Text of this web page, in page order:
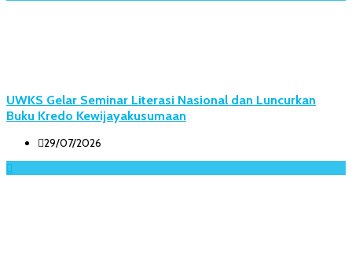
UWKS Gelar Seminar Literasi Nasional dan Luncurkan
Buku Kredo Kewijayakusumaan
29/07/2026